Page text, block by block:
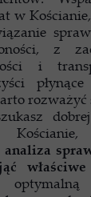
w
z
i
rozważyć